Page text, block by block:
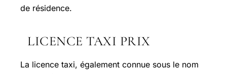
de résidence.
LICENCE TAXI PRIX
La licence taxi, également connue sous le nom